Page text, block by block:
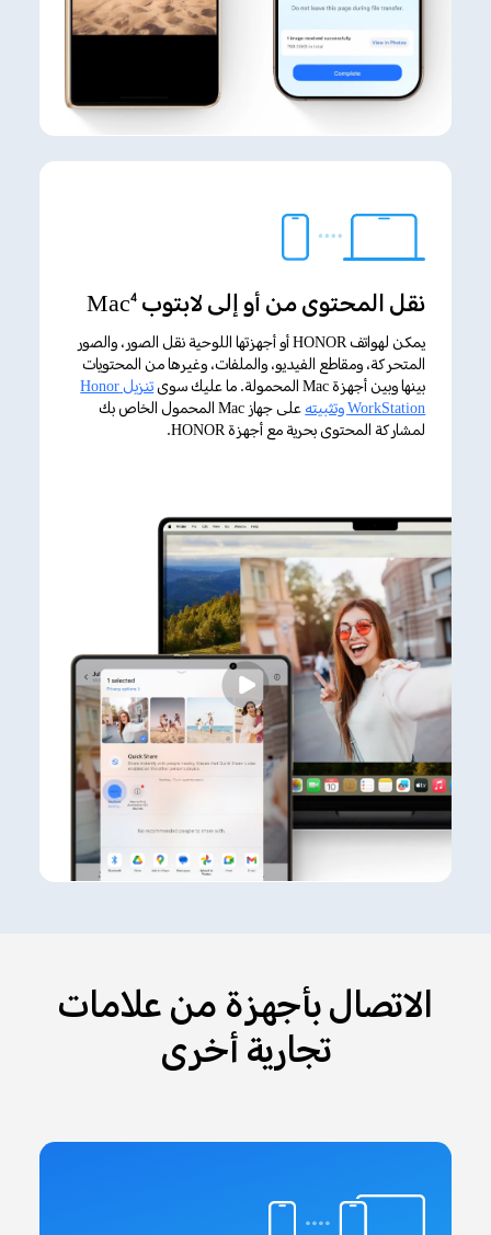
نقل المحتوى من أو إلى لابتوب Mac 4
يمكن لهواتف HONOR أو أجهزتها اللوحية نقل الصور، والصور
المتحركة، ومقاطع الفيديو، والملفات، وغيرها من المحتويات
بينها وبين أجهزة Mac المحمولة. ما عليك سوى
تنزيل Honor
WorkStation وتثبيته
على جهاز Mac المحمول الخاص بك
لمشاركة المحتوى بحرية مع أجهزة HONOR.
الاتصال بأجهزة من علامات
تجارية أخرى